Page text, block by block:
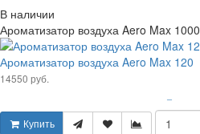
В наличии
Ароматизатор воздуха Aero Max 1000
Ароматизатор воздуха Aero Max 120
14550 руб.
Купить
–